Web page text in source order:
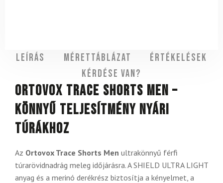
Leírás Mérettáblázat
Értékelések
Kérdése van?
Ortovox Trace Shorts Men –
könnyű teljesítmény nyári
túrákhoz
Az Ortovox Trace Shorts Men ultrakönnyű férfi
túrarövidnadrág meleg időjárásra. A SHIELD ULTRA LIGHT
anyag és a merinó derékrész biztosítja a kényelmet, a